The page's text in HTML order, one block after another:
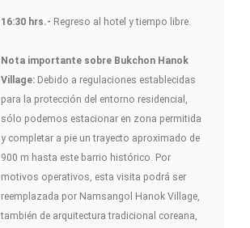
16:30 hrs.- Regreso al hotel y tiempo libre.
Nota importante sobre Bukchon Hanok
Village: Debido a regulaciones establecidas
para la protección del entorno residencial,
sólo podemos estacionar en zona permitida
y completar a pie un trayecto aproximado de
900 m hasta este barrio histórico. Por
motivos operativos, esta visita podrá ser
reemplazada por Namsangol Hanok Village,
también de arquitectura tradicional coreana,